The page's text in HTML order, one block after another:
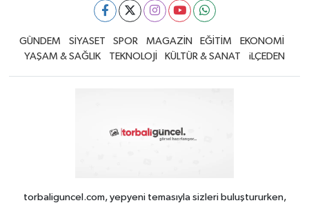
GÜNDEM SİYASET SPOR MAGAZİN EĞİTİM
EKONOMİ
YAŞAM & SAĞLIK
TEKNOLOJİ KÜLTÜR & SANAT iLÇEDEN
torbaliguncel.com, yepyeni temasıyla sizleri buluştururken,